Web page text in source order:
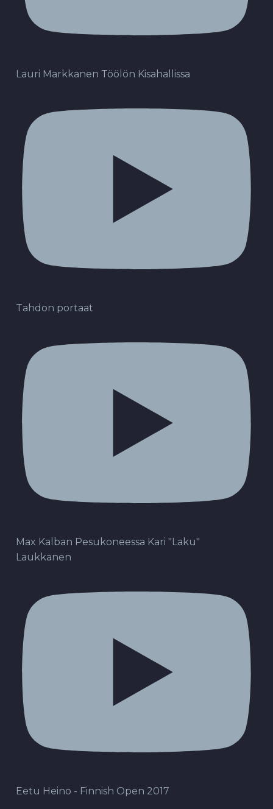
Lauri Markkanen Töölön Kisahallissa
Tahdon portaat
Max Kalban Pesukoneessa Kari "Laku"
Laukkanen
Eetu Heino - Finnish Open 2017